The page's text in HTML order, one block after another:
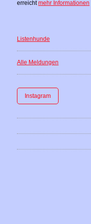
erreichtmehr Informationen
Listenhunde
Alle Meldungen
Instagram